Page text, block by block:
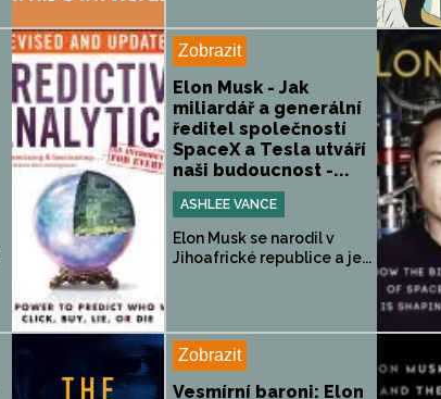
Zobrazit
Elon Musk - Jak
miliardář a generální
ředitel společností
SpaceX a Tesla utváří
naši budoucnost -...
ASHLEE VANCE
Elon Musk se narodil v
Jihoafrické republice a je...
Zobrazit
Vesmírní baroni: Elon